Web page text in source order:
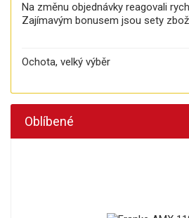
Na změnu objednávky reagovali
Zajímavým bonusem jsou sety
Ochota, velký výběr
Oblíbené